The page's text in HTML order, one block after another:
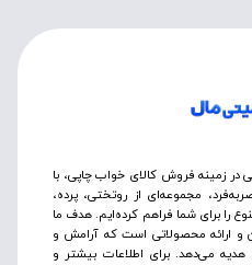
در زمینه فروش کالای خواب چاپی، با
مجموعه‌ای از روتختی‌، پرده،
را برای شما فراهم کرده‌ایم. هدف ما
و ارائه محصولاتی است که آرامش و
هدیه می‌دهد. برای اطلاعات بیشتر و